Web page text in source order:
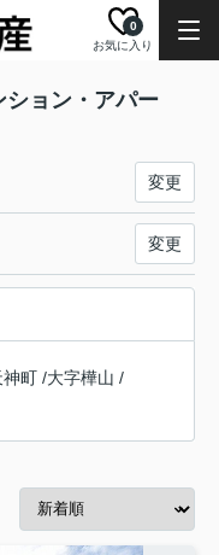
お気に入り
0
ョン・アパー
変更
変更
神町 /大字樺山 /